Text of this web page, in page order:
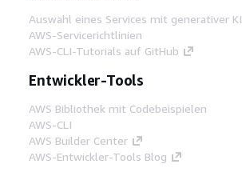
Auswahl eines Services mit generativer KI
AWS-Servicerichtlinien
AWS-CLI-Tutorials auf GitHub
Entwickler-Tools
AWS Bibliothek mit Codebeispielen
AWS-CLI
AWS Builder Center
AWS-Entwickler-Tools Blog